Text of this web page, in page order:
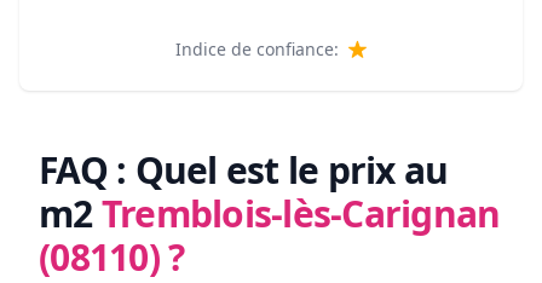
Indice de confiance:
FAQ : Quel est le prix au
m2Tremblois-lès-Carignan
(08110)?